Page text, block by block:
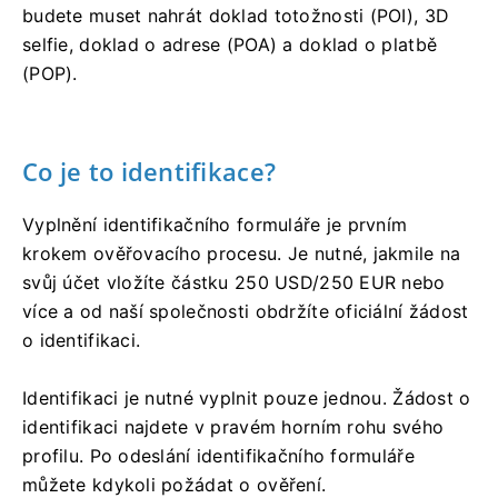
budete muset nahrát doklad totožnosti (POI), 3D
selfie, doklad o adrese (POA) a doklad o platbě
(POP).
Co je to identifikace?
Vyplnění identifikačního formuláře je prvním
krokem ověřovacího procesu. Je nutné, jakmile na
svůj účet vložíte částku 250 USD/250 EUR nebo
více a od naší společnosti obdržíte oficiální žádost
o identifikaci.
Identifikaci je nutné vyplnit pouze jednou. Žádost o
identifikaci najdete v pravém horním rohu svého
profilu. Po odeslání identifikačního formuláře
můžete kdykoli požádat o ověření.